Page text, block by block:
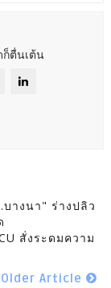
ก็ตื่นเต้น
างนา" ร่างปลิว
สั่งระดมความ
Older Article